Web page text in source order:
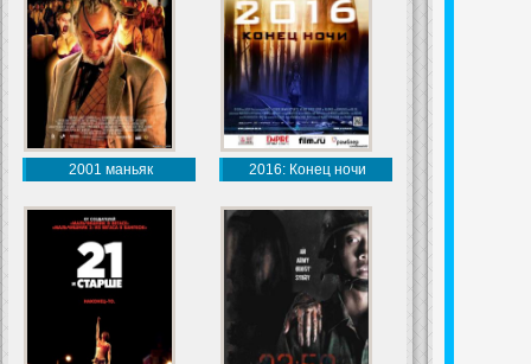
2001 маньяк 2016: Конец ночи